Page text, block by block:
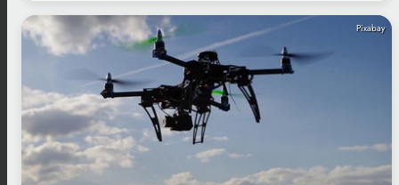
Pixabay